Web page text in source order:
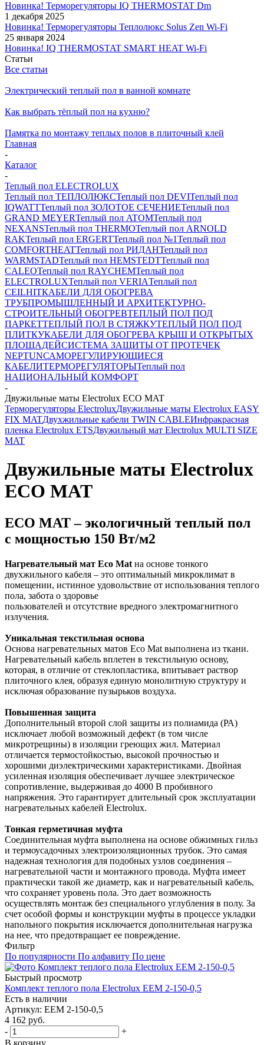
Новинка! Терморегуляторы IQ THERMOSTAT Dm
1 декабря 2025
Новинка! Терморегуляторы Теплолюкс Solus Zen Wi-Fi
25 января 2024
Новинка! IQ THERMOSTAT SMART HEAT Wi-Fi
Статьи
Все статьи
Электрический теплый пол в ванной комнате
Как выбрать тёплый пол на кухню?
Памятка по монтажу теплых полов в плиточный клей
Главная
-
Каталог
-
Теплый пол ELECTROLUX
Теплый пол ТЕПЛОЛЮКСТеплый пол DEVIТеплый пол
IQWATTТеплый пол ЗОЛОТОЕ СЕЧЕНИЕТеплый пол
GRAND MEYERТеплый пол ATOMТеплый пол
NEXANSТеплый пол THERMOТеплый пол ARNOLD
RAKТеплый пол ERGERTТеплый пол №1Теплый пол
COMFORTHEATТеплый пол РИДАНТеплый пол
WARMSTADТеплый пол HEMSTEDTТеплый пол
CALEOТеплый пол RAYCHEMТеплый пол
ELECTROLUXТеплый пол VERIAТеплый пол
CEILHITКАБЕЛИ ДЛЯ ОБОГРЕВА
ТРУБПРОМЫШЛЕННЫЙ И АРХИТЕКТУРНО-
СТРОИТЕЛЬНЫЙ ОБОГРЕВТЕПЛЫЙ ПОЛ ПОД
ПАРКЕТТЕПЛЫЙ ПОЛ В СТЯЖКУТЕПЛЫЙ ПОЛ ПОД
ПЛИТКУКАБЕЛИ ДЛЯ ОБОГРЕВА КРЫШ И ОТКРЫТЫХ
ПЛОЩАДЕЙСИСТЕМА ЗАЩИТЫ ОТ ПРОТЕЧЕК
NEPTUNСАМОРЕГУЛИРУЮЩИЕСЯ
КАБЕЛИТЕРМОРЕГУЛЯТОРЫТеплый пол
НАЦИОНАЛЬНЫЙ КОМФОРТ
-
Двужильные маты Electrolux ECO MAT
Терморегуляторы ElectroluxДвужильные маты Electrolux EASY
FIX MATДвухжильные кабели TWIN CABLEИнфракрасная
пленка Electrolux ETSДвужильный мат Electrolux MULTI SIZE
MAT
Двужильные маты Electrolux
ECO MAT
ECO MAT – экологичный теплый пол
с мощностью 150 Вт/м2
Нагревательный мат Eco Mat на основе тонкого
двухжильного кабеля – это оптимальный микроклимат в
помещении, истинное удовольствие от использования теплого
пола, забота о здоровье
пользователей и отсутствие вредного электромагнитного
излучения.
Уникальная текстильная основа
Основа нагревательных матов Eco Mat выполнена из ткани.
Нагревательный кабель вплетен в текстильную основу,
которая, в отличие от стеклопластика, впитывает раствор
плиточного клея, образуя единую монолитную структуру и
исключая образование пузырьков воздуха.
Повышенная защита
Дополнительный второй слой защиты из полиамида (РА)
исключает любой возможный дефект (в том числе
микротрещины) в изоляции греющих жил. Материал
отличается термостойкостью, высокой прочностью и
хорошими диэлектрическими характеристиками. Двойная
усиленная изоляция обеспечивает лучшее электрическое
сопротивление, выдерживая до 4000 В пробивного
напряжения. Это гарантирует длительный срок эксплуатации
нагревательных кабелей Electrolux.
Тонкая герметичная муфта
Соединительная муфта выполнена на основе обжимных гильз
и термоусадочных электроизоляционных трубок. Это самая
надежная технология для подобных узлов соединения –
нагревательной части и монтажного провода. Муфта имеет
практически такой же диаметр, как и нагревательный кабель,
что сохраняет уровень пола. Это дает возможность
осуществлять монтаж без специального углубления в полу. За
счет особой формы и конструкции муфты в процессе укладки
напольного покрытия исключается дополнительная нагрузка
на нее, что предотвращает ее повреждение.
Фильтр
По популярности По алфавиту По цене
Быстрый просмотр
Комплект теплого пола Electrolux EEM 2-150-0,5
Есть в наличии
Артикул: EEM 2-150-0,5
4 162 руб.
-
+
В корзину